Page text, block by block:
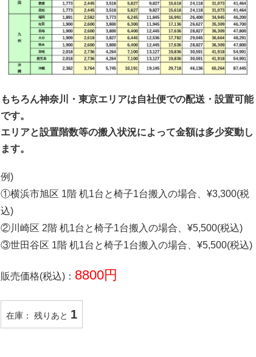
もちろん神奈川・東京エリアは自社便での配送・設置可能
です。
エリアと設置階数等の搬入状況によって金額は多少変動し
ます。
例)
①横浜市旭区 1階 机1台と椅子1台搬入の場合、¥3,300(税
込)
②川崎区 2階 机1台と椅子1台搬入の場合、¥5,500(税込)
③世田谷区 1階 机1台と椅子1台搬入の場合、¥5,500(税込)
販売価格(税込)： 8800円
在庫： 残りあと 1